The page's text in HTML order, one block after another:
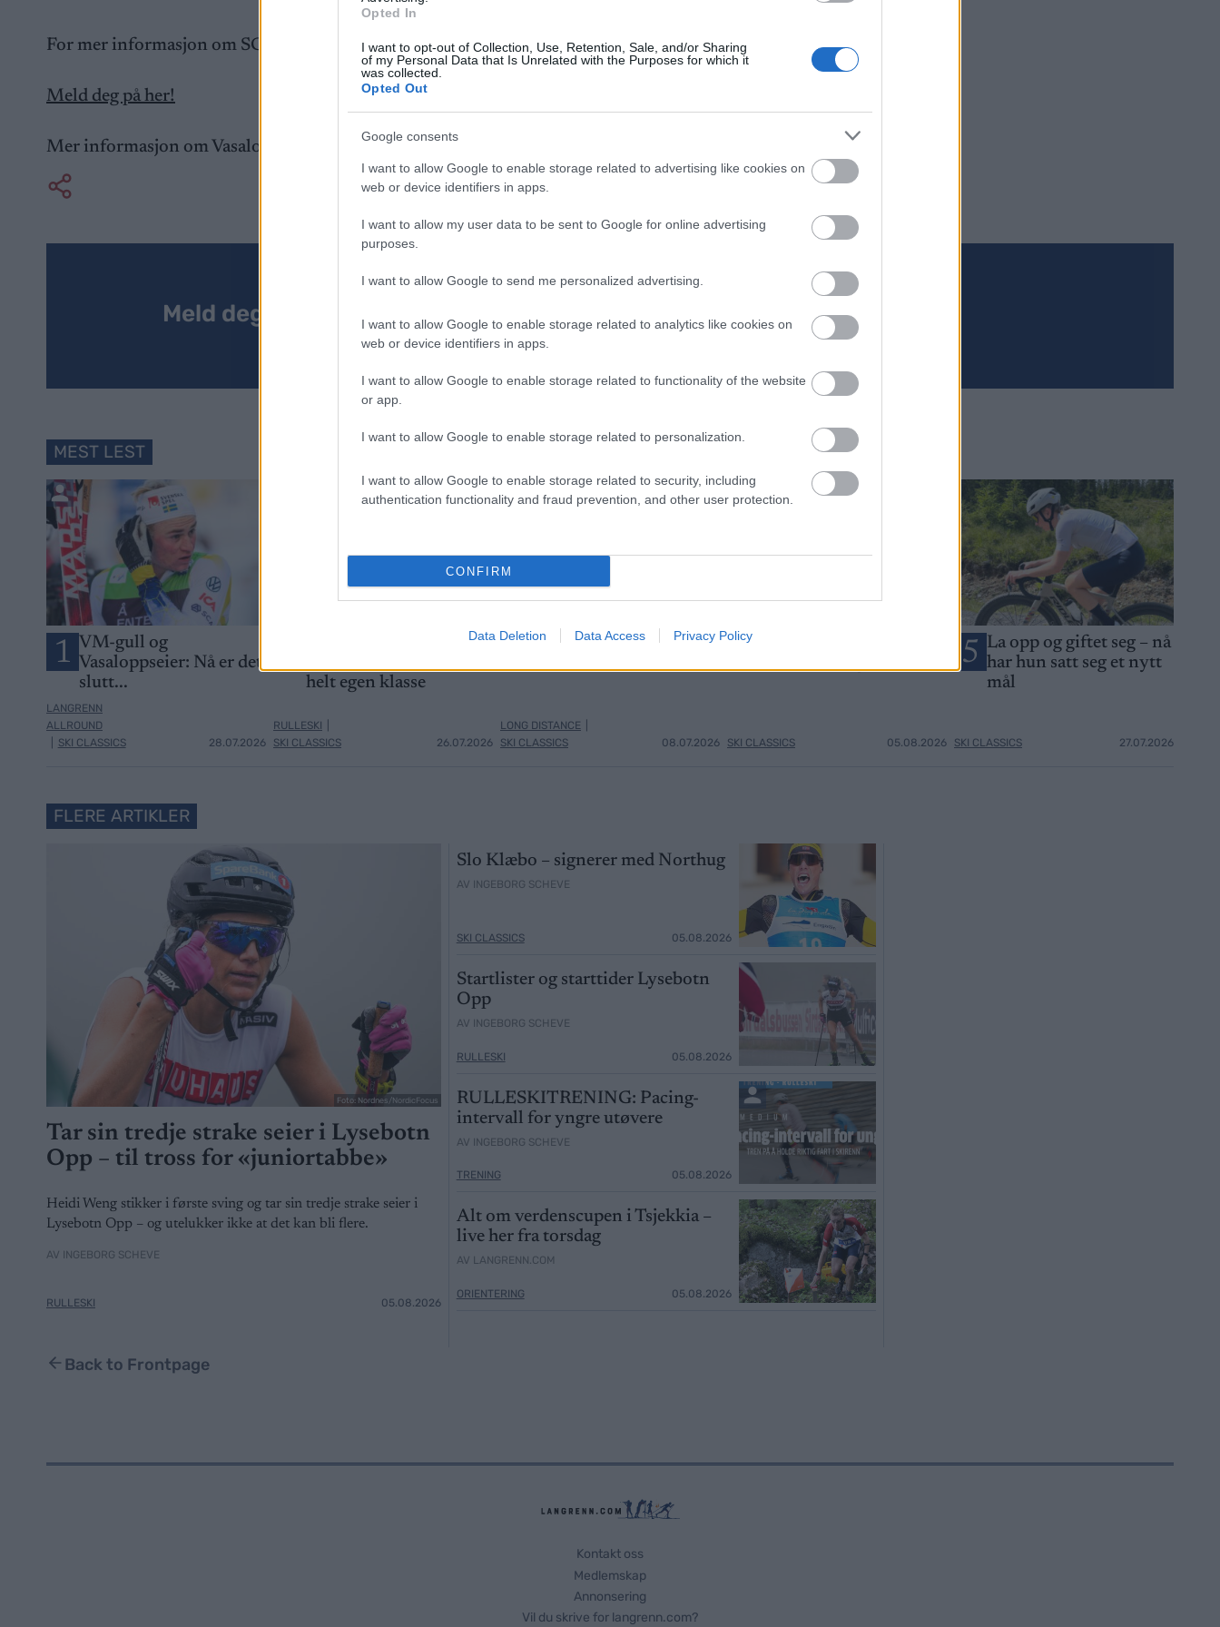
Opted In
I want to opt-out of Collection, Use, Retention, Sale, and/or Sharing
of my Personal Data that Is Unrelated with the Purposes for which it
was collected.
Opted Out
Google consents
I want to allow Google to enable storage related to advertising like cookies on
web or device identifiers in apps.
I want to allow my user data to be sent to Google for online advertising
purposes.
I want to allow Google to send me personalized advertising.
I want to allow Google to enable storage related to analytics like cookies on
web or device identifiers in apps.
I want to allow Google to enable storage related to functionality of the website
or app.
I want to allow Google to enable storage related to personalization.
I want to allow Google to enable storage related to security, including
authentication functionality and fraud prevention, and other user protection.
CONFIRM
Data Deletion Data Access Privacy Policy
For mer informasjon om SC Registration Platform, ta kontakt med theresa.fugger@wsportsmedia.com
Meld deg på her!
Mer informasjon om Vasaloppet China finner duHER.
Meld deg på vårt nyhetsbrev Meld deg på
MEST LEST
1 VM-gull og
Vasaloppseier: Nå er det
slutt...
LANGRENN
ALLROUND
SKI CLASSICS 28.07.2026
Norsk maktoppvisning
helt egen klasse
RULLESKI
SKI CLASSICS
26.07.2026
Falt på joggetur – brakk
LONG DISTANCE
SKI CLASSICS
08.07.2026 SKI CLASSICS 05.08.2026
5 La opp og giftet seg – nå
har hun satt seg et nytt
mål
SKI CLASSICS 27.07.2026
FLERE ARTIKLER
Foto: Nordnes/NordicFocus
Tar sin tredje strake seier i Lysebotn
Opp – til tross for «juniortabbe»
Heidi Weng stikker i første sving og tar sin tredje strake seier i
Lysebotn Opp – og utelukker ikke at det kan bli flere.
AV INGEBORG SCHEVE
RULLESKI 05.08.2026
Slo Klæbo – signerer med Northug
AV INGEBORG SCHEVE
SKI CLASSICS 05.08.2026
Startlister og starttider Lysebotn
Opp
AV INGEBORG SCHEVE
RULLESKI 05.08.2026
RULLESKITRENING: Pacing-
intervall for yngre utøvere
AV INGEBORG SCHEVE
TRENING 05.08.2026
Alt om verdenscupen i Tsjekkia –
live her fra torsdag
AV LANGRENN.COM
ORIENTERING 05.08.2026
Back to Frontpage
Kontakt oss
Medlemskap
Annonsering
Vil du skrive for langrenn.com?